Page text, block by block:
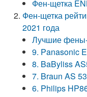
Фен-щетка
Фен-щетка
2021 года
Лучшие
9. Panasonic
8. BaByliss
7. Braun AS
6. Philips